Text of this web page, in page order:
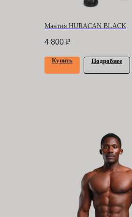
Мантия HURACAN BLACK
4 800 ₽
Купить Подробнее